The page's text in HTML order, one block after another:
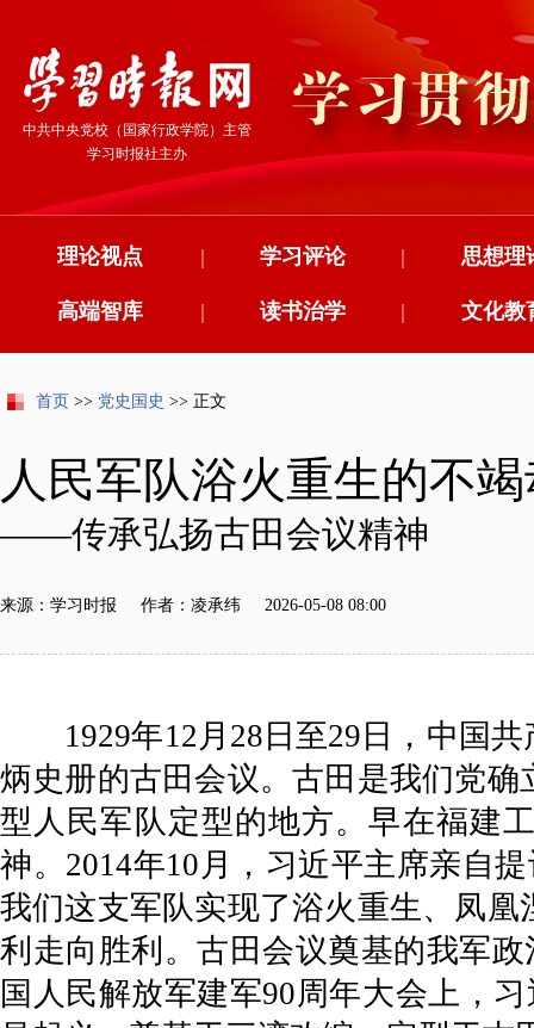
中共中央党校（国家行政学院）主管
学习时报社主办
理论视点 学习评论
| 思想理
|
高端智库 读书治学
| 文化教
|
首页 >> 党史国史 >> 正文
人民军队浴火重生的不
——传承弘扬古田会议精神
来源：学习时报 作者：凌承纬 2026-05-08 08:00
1929年12月28日至29日，中国共
炳史册的古田会议。古田是我们党
型人民军队定型的地方。早在福建
神。2014年10月，习近平主席亲自
我们这支军队实现了浴火重生、凤
利走向胜利。古田会议奠基的我军
国人民解放军建军90周年大会上，